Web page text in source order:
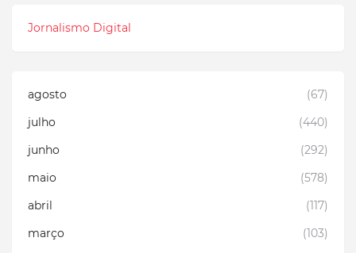
Jornalismo Digital
agosto
(67)
julho
(440)
junho
(292)
maio
(578)
abril
(117)
março
(103)